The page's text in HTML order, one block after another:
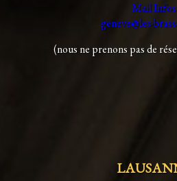
Mail Infos
geneve@les-
(nous ne prenons pas de